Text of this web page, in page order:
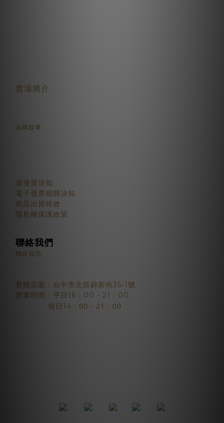
賣場簡介
品牌故事
退換貨須知
電子發票相關須知
商品出貨時效
隱私權保護政策
聯絡我們
聯絡資訊
實體店面：台中市北區錦新街35-1號
營業時間：平日16：00 - 21：00
假日14 ：00 - 21：00